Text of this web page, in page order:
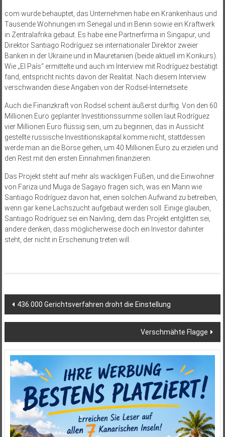
com wurde behauptet, das Unternehmen habe ein Krankenhaus und
Tausende Wohnungen im Senegal und in Benin sowie ein Kraftwerk
in Zentralafrika gebaut. Es habe eine Partnerfirma in Singapur, und
Direktor Santiago Rodríguez sei internationaler Direktor zweier
Banken in der Ukraine und in Mauretanien (beide aktuell im Konkurs).
Wie „El País“ ermittelte und auch im Interview mit Rodríguez bestätigt
fand, entspricht nichts davon der Realität. Nach diesem Interview
verschwanden diese Angaben von der Rodsel-Internetseite.
Auch die Finanzkraft von Rodsel scheint äußerst dürftig. Von den 60
Millionen Euro geplanter Investitionssumme sollen laut Rodríguez
vier Millionen Euro flüssig sein, um zu beginnen, das in Aussicht
gestellte russische Investitionskapital komme nicht, stattdessen
werde man an die Börse gehen, um 40 Millionen Euro zu erzielen und
den Rest mit den ersten Einnahmen finanzieren.
Das Projekt steht auf mehr als wackligen Füßen, und die Einwohner
von Fariza und Muga de Sagayo fragen sich, was ein Mann wie
Santiago Rodríguez davon hat, einen solchen Aufwand zu betreiben,
wenn gar keine Lachszucht aufgebaut werden soll. Einige glauben,
Santiago Rodríguez sei ein Naivling, dem das Projekt entglitten sei,
andere denken, dass möglicherweise doch ein Investor dahinter
steht, der nicht in Erscheinung treten will.
Beitragsnavigation
436.000 Gerichtsverfahren droht die Einstellung
Verschmähte Flagge